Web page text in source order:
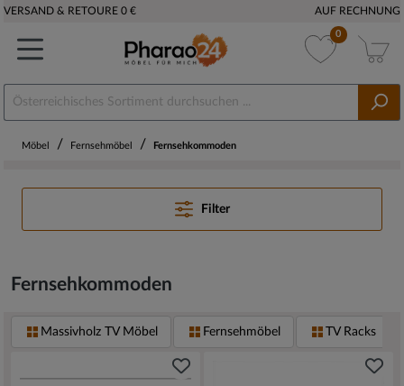
VERSAND & RETOURE 0 € AUF RECHNUNG
0
Möbel / Fernsehmöbel / Fernsehkommoden
Filter
Fernsehkommoden
Massivholz TV Möbel Fernsehmöbel TV Racks